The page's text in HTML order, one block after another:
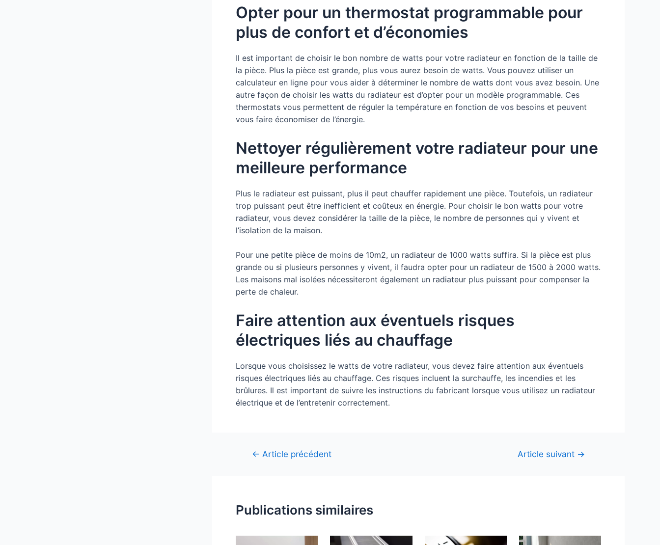
Opter pour un thermostat programmable pour
plus de confort et d’économies
Il est important de choisir le bon nombre de watts pour votre radiateur en fonction de la taille de
la pièce. Plus la pièce est grande, plus vous aurez besoin de watts. Vous pouvez utiliser un
calculateur en ligne pour vous aider à déterminer le nombre de watts dont vous avez besoin. Une
autre façon de choisir les watts du radiateur est d’opter pour un modèle programmable. Ces
thermostats vous permettent de réguler la température en fonction de vos besoins et peuvent
vous faire économiser de l’énergie.
Nettoyer régulièrement votre radiateur pour une
meilleure performance
Plus le radiateur est puissant, plus il peut chauffer rapidement une pièce. Toutefois, un radiateur
trop puissant peut être inefficient et coûteux en énergie. Pour choisir le bon watts pour votre
radiateur, vous devez considérer la taille de la pièce, le nombre de personnes qui y vivent et
l’isolation de la maison.
Pour une petite pièce de moins de 10m2, un radiateur de 1000 watts suffira. Si la pièce est plus
grande ou si plusieurs personnes y vivent, il faudra opter pour un radiateur de 1500 à 2000 watts.
Les maisons mal isolées nécessiteront également un radiateur plus puissant pour compenser la
perte de chaleur.
Faire attention aux éventuels risques
électriques liés au chauffage
Lorsque vous choisissez le watts de votre radiateur, vous devez faire attention aux éventuels
risques électriques liés au chauffage. Ces risques incluent la surchauffe, les incendies et les
brûlures. Il est important de suivre les instructions du fabricant lorsque vous utilisez un radiateur
électrique et de l’entretenir correctement.
Navigation
← Article précédent Article suivant →
Publications similaires